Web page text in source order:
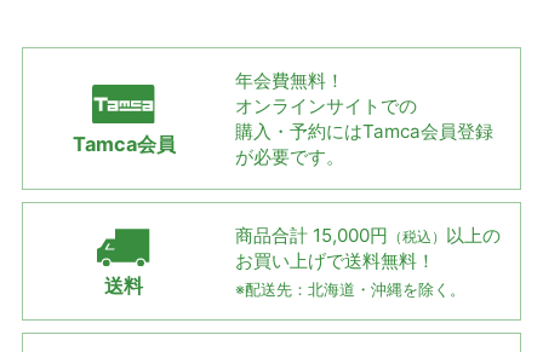
Tamca会員
年会費無料！
オンラインサイトでの
購入・予約にはTamca会員登録
が必要です。
送料
商品合計 15,000円 （税込） 以上の
お買い上げで送料無料！
※配送先：北海道・沖縄を除く。